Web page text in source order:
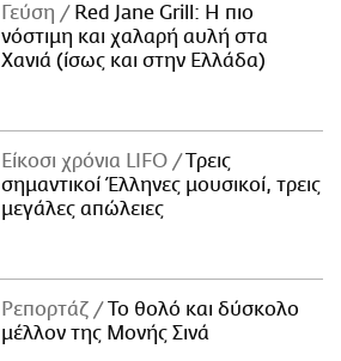
Γεύση
Red Jane Grill: Η πιο
νόστιμη και χαλαρή αυλή στα
Χανιά (ίσως και στην Ελλάδα)
Είκοσι χρόνια LIFO
Tρεις
σημαντικοί Έλληνες μουσικοί, τρεις
μεγάλες απώλειες
Ρεπορτάζ
Το θολό και δύσκολο
μέλλον της Μονής Σινά